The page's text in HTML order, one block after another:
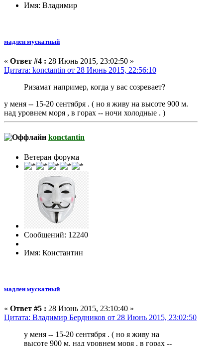
Имя: Владимир
мадлен мускатный
« Ответ #4 : 28 Июнь 2015, 23:02:50 »
Цитата: konctantin от 28 Июнь 2015, 22:56:10
Ризамат например, когда у вас созревает?
у меня -- 15-20 сентября . ( но я живу на высоте 900 м.
над уровнем моря , в горах -- ночи холодные . )
konctantin
Ветеран форума
Сообщений: 12240
Имя: Константин
мадлен мускатный
« Ответ #5 : 28 Июнь 2015, 23:10:40 »
Цитата: Владимир Бердников от 28 Июнь 2015, 23:02:50
у меня -- 15-20 сентября . ( но я живу на
высоте 900 м. над уровнем моря , в горах --